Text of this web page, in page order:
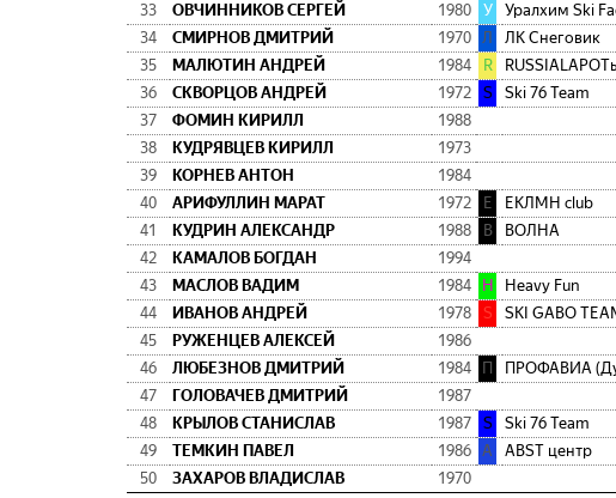
33
ОВЧИННИКОВ СЕРГЕЙ 1980 У Уралхим Ski
34
СМИРНОВ ДМИТРИЙ 1970 Л ЛК Снеговик
35
МАЛЮТИН АНДРЕЙ 1984 R RUSSIALAPOTь
36
СКВОРЦОВ АНДРЕЙ 1972 S Ski 76 Team
37
ФОМИН КИРИЛЛ 1988
38
КУДРЯВЦЕВ КИРИЛЛ 1973
39
КОРНЕВ АНТОН 1984
40
АРИФУЛЛИН МАРАТ 1972 Е ЕКЛМН club
41
КУДРИН АЛЕКСАНДР 1988 В ВОЛНА
42
КАМАЛОВ БОГДАН 1994
43
МАСЛОВ ВАДИМ 1984 H Heavy Fun
44
ИВАНОВ АНДРЕЙ 1978 S SKI GABO
45
РУЖЕНЦЕВ АЛЕКСЕЙ 1986
46
ЛЮБЕЗНОВ ДМИТРИЙ 1984 П ПРОФАВИА
47
ГОЛОВАЧЕВ ДМИТРИЙ 1987
48
КРЫЛОВ СТАНИСЛАВ 1987 S Ski 76 Team
49
ТЕМКИН ПАВЕЛ 1986 A ABST центр
50
ЗАХАРОВ ВЛАДИСЛАВ 1970